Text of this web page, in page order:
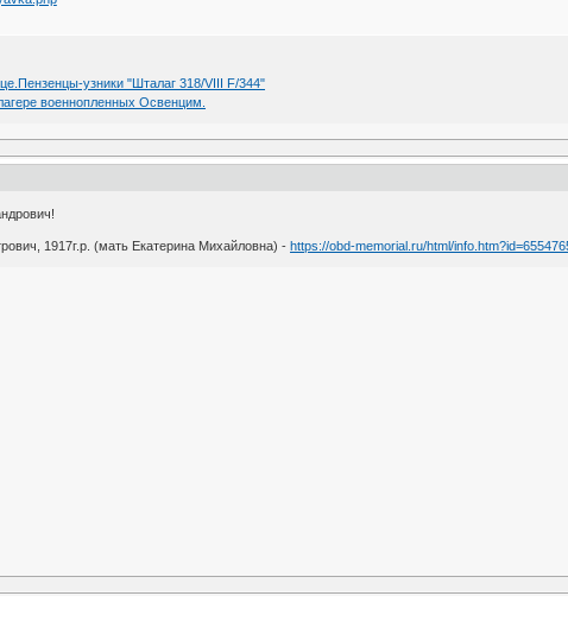
узники "Шталаг 318/VIII F/344"
военнопленных Освенцим.
1917г.р. (мать Екатерина Михайловна) -https://obd-memorial.ru/html/